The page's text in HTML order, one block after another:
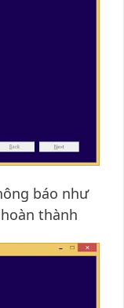
báo như
thành